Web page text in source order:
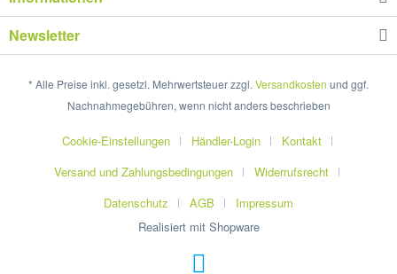
Newsletter
* Alle Preise inkl. gesetzl. Mehrwertsteuer zzgl. Versandkosten und ggf.
Nachnahmegebühren, wenn nicht anders beschrieben
Cookie-Einstellungen Händler-Login
Kontakt
Versand und Zahlungsbedingungen
Widerrufsrecht
Datenschutz
AGB
Impressum
Realisiert mit Shopware